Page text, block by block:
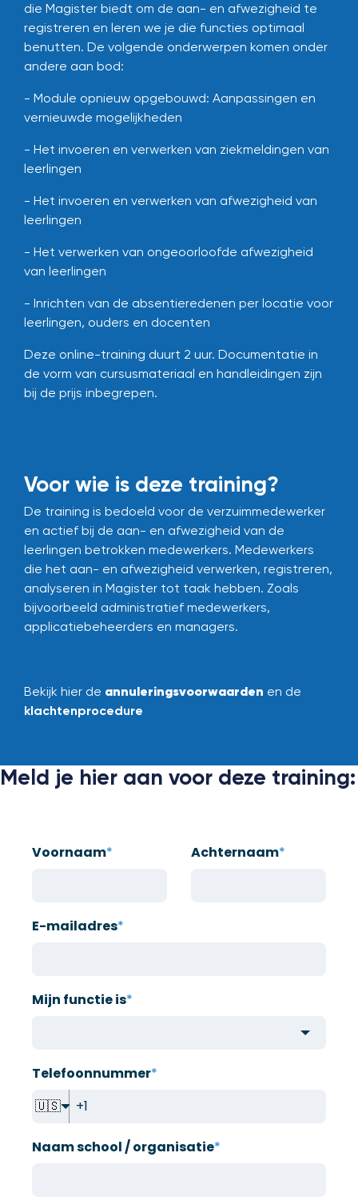
die Magister biedt om de aan- en afwezigheid te
registreren en leren we je die functies optimaal
benutten. De volgende onderwerpen komen onder
andere aan bod:
- Module opnieuw opgebouwd: Aanpassingen en
vernieuwde mogelijkheden
- Het invoeren en verwerken van ziekmeldingen van
leerlingen
- Het invoeren en verwerken van afwezigheid van
leerlingen
- Het verwerken van ongeoorloofde afwezigheid
van leerlingen
- Inrichten van de absentieredenen per locatie voor
leerlingen, ouders en docenten
Deze online-training duurt 2 uur. Documentatie in
de vorm van cursusmateriaal en handleidingen zijn
bij de prijs inbegrepen.
Voor wie is deze training?
De training is bedoeld voor de verzuimmedewerker
en actief bij de aan- en afwezigheid van de
leerlingen betrokken medewerkers. Medewerkers
die het aan- en afwezigheid verwerken, registreren,
analyseren in Magister tot taak hebben. Zoals
bijvoorbeeld administratief medewerkers,
applicatiebeheerders en managers.
Bekijk hier de annuleringsvoorwaarden en de
klachtenprocedure
Meld je hier aan voor deze training:
Voornaam* Achternaam*
E-mailadres*
Mijn functie is*
Telefoonnummer*
🇺🇸
Naam school / organisatie*